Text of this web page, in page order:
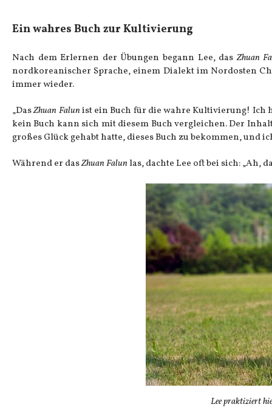
Ein wahres Buch zur Kultivierung
Nach dem Erlernen der Übungen begann Lee, dasZhuan
nordkoreanischer Sprache, einem Dialekt im Nordosten
immer wieder.
„DasZhuan Falunist ein Buch für die wahre Kultivierung! Ich
kein Buch kann sich mit diesem Buch vergleichen. Der
großes Glück gehabt hatte, dieses Buch zu bekommen, und
Während er dasZhuan Falun las, dachte Lee oft bei sich: „Ah,
Lee praktiziert